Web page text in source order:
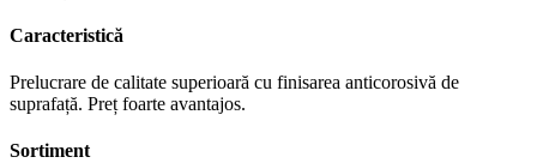
Caracteristică
Prelucrare de calitate superioară cu finisarea anticorosivă de
suprafață. Preț foarte avantajos.
Sortiment